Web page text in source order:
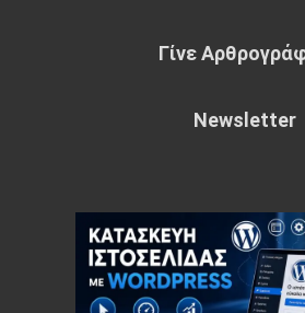
Γίνε
Newsletter